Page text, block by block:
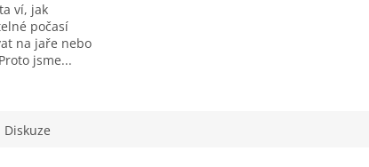
ví, jak
počasí
na jaře nebo
jsme...
Diskuze